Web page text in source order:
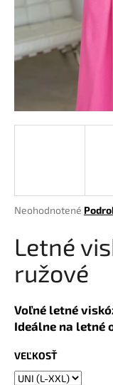
Priemerné
produktu
z
hviezdičiek.
Neohodnotené
Letné
ružové
Voľné letné
Ideálne na letné
VEĽKOSŤ
á
j
s
d
p
o
ú
č
m
e